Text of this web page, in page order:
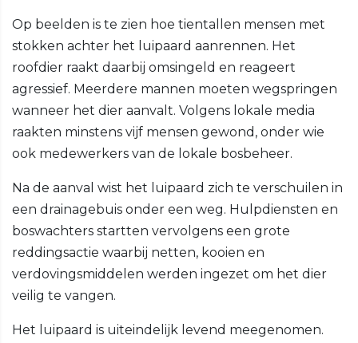
Op beelden is te zien hoe tientallen mensen met
stokken achter het luipaard aanrennen. Het
roofdier raakt daarbij omsingeld en reageert
agressief. Meerdere mannen moeten wegspringen
wanneer het dier aanvalt. Volgens lokale media
raakten minstens vijf mensen gewond, onder wie
ook medewerkers van de lokale bosbeheer.
Na de aanval wist het luipaard zich te verschuilen in
een drainagebuis onder een weg. Hulpdiensten en
boswachters startten vervolgens een grote
reddingsactie waarbij netten, kooien en
verdovingsmiddelen werden ingezet om het dier
veilig te vangen.
Het luipaard is uiteindelijk levend meegenomen.